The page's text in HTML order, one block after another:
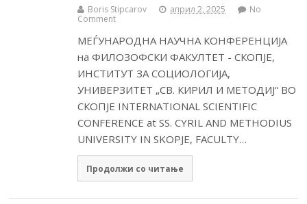
Boris Stipcarov април 2, 2025
No
Comment
МЕЃУНАРОДНА НАУЧНА КОНФЕРЕНЦИЈА
на ФИЛОЗОФСКИ ФАКУЛТЕТ - СКОПЈЕ,
ИНСТИТУТ ЗА СОЦИОЛОГИЈА,
УНИВЕРЗИТЕТ „СВ. КИРИЛ И МЕТОДИЈ“ ВО
СКОПЈЕ INTERNATIONAL SCIENTIFIC
CONFERENCE at SS. CYRIL AND METHODIUS
UNIVERSITY IN SKOPJE, FACULTY…
Продолжи со читање